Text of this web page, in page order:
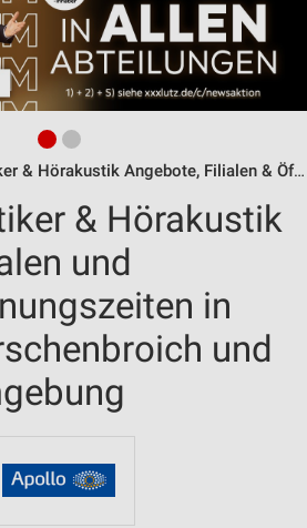
& Hörakustik Angebote, Filialen & Öffnungszeiten
& Hörakustik
und
in
und